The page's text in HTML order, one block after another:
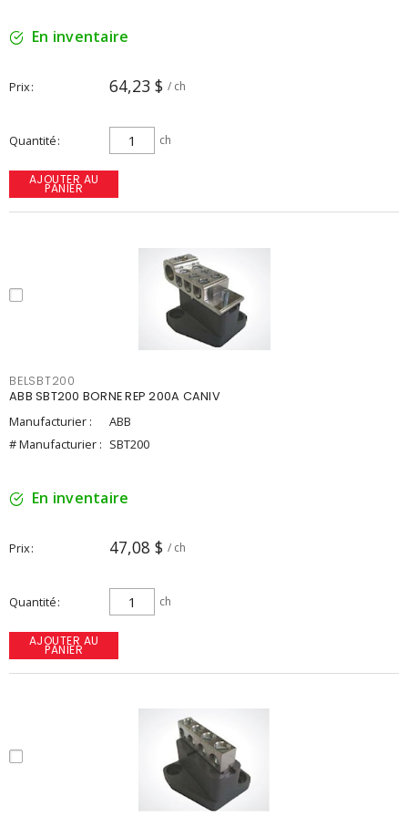
En inventaire
Prix 64,23 $ / ch
Quantité ch
AJOUTER AU
PANIER
BELSBT200
ABB SBT200 BORNE REP 200A CANIV
Manufacturier :
ABB
# Manufacturier : SBT200
En inventaire
Prix 47,08 $ / ch
Quantité ch
AJOUTER AU
PANIER